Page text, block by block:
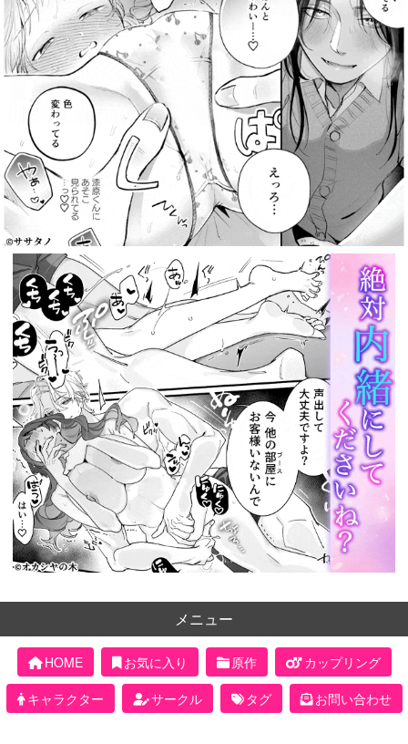
メニュー
HOME お気に入り 原作
カップリング
キャラクター
サークル タグ お問い合わせ